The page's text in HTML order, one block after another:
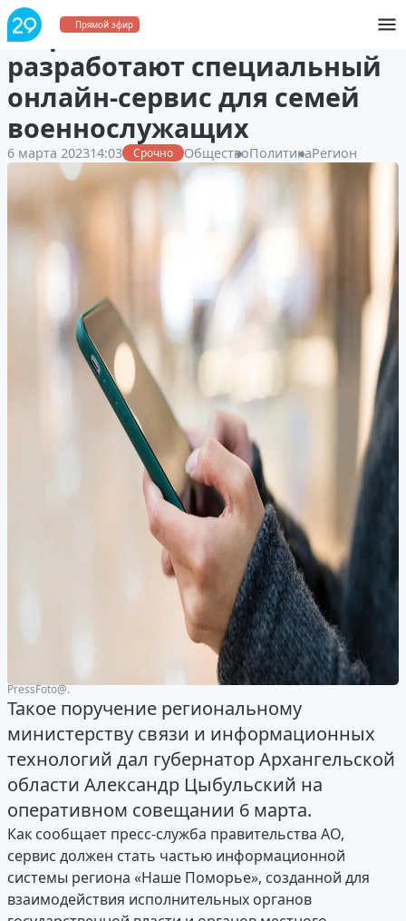
Прямой эфир
В Архангельской области
разработают специальный
онлайн-сервис для семей
военнослужащих
6 марта 202314:03 Срочно ОбществоПолитикаРегион
PressFoto@.
Такое поручение региональному
министерству связи и информационных
технологий дал губернатор Архангельской
области Александр Цыбульский на
оперативном совещании 6 марта.
Как сообщает пресс-служба правительства АО,
сервис должен стать частью информационной
системы региона «Наше Поморье», созданной для
взаимодействия исполнительных органов